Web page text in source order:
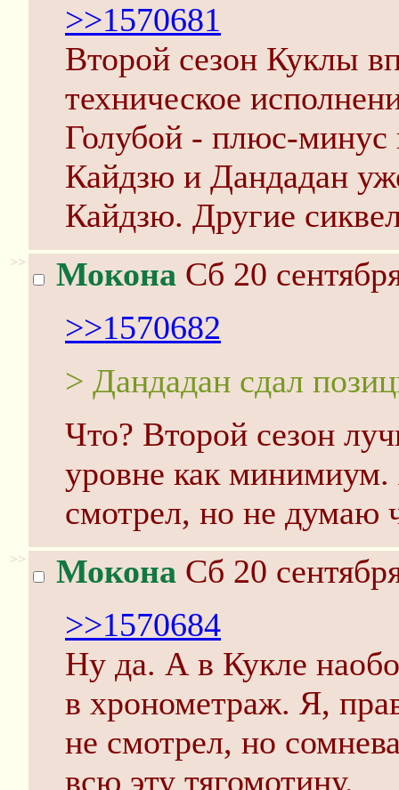
>>1570681
Второй сезон Куклы
техническое
Голубой - плюс-минус
Кайдзю и Дандадан
Кайдзю. Другие
>> Мокона Сб 20
>>1570682
> Дандадан сдал
Что? Второй сезон
уровне как
смотрел, но не думаю
>> Мокона Сб 20
>>1570684
Ну да. А в Кукле
в хронометраж. Я,
не смотрел, но
всю эту тягомотину.